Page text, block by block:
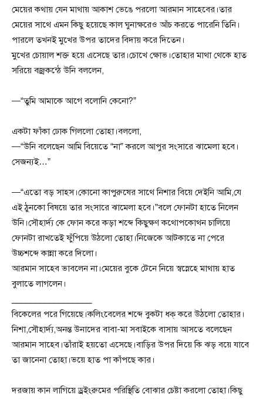
মেয়ের কথায় যেন মাথায় আকাশ ভেঙে পরলো আরমান সাহেবের।তার
মেয়ের সাথে এমন কিছু হয়েছে কাল ঘুনাক্ষরেও আঁচ করতে পারেনি তিনি।
পারলে তখনই মুখের উপর তাদের বিদায় করে দিতেন।
মুখের চোয়াল শক্ত হয়ে এসেছে তার।চোখে ক্ষোভ।তোহার মাথা থেকে হাত
সরিয়ে বজ্রকন্ঠে উনি বললেন,
—“তুমি আমাকে আগে বলোনি কেনো?”
একটা ফাঁকা ঢোক গিললো তোহা।বললো,
—“উনি বলেছেন আমি বিয়েতে “না” করলে আপুর সংসারে ঝামেলা হবে।
সেজন্যই…”
—“এতো বড় সাহস।কোনো কাপুরুষের সাথে নিশার বিয়ে দেইনি আমি,যে
এই ঠুনকো বিষয়ে তার সংসারে ঝামেলা হবে।”বলে ফোনটা হাতে নিলেন
উনি।সৌহার্দ্য কে ফোন করে কড়া শব্দে কিছুক্ষণ কথোপকোথন চালিয়ে
ফোনটা রাখতেই ফুঁপিয়ে উঠলো তোহা।নিজেকে আটকাতে না পেরে
উচ্চশব্দে কান্না করে দিলো।
আরমান সাহেব ভাবলেন না।মেয়ের বুকে টেনে নিয়ে স্বস্নেহে মাথায় হাত
বুলাতে লাগলেন।
বিকেলের পরে গিয়েছে।কলিংবেলের শব্দে বুকটা ধক্ করে উঠলো তোহার।
নিশা,সৌহার্দ্য,অনন্ত উনাদের বাবা-মা সবাইকে বাসায় আসতে বলেছেন
আরমান সাহেব।তাঁরাই হয়তো এসেছে।বাড়ির উপর দিয়ে কি ঝড় বয়ে যাবে
তা জানেনা তোহা।ভয়ে হাত পা কাঁপছে কার।
দরজায় কান লাগিয়ে ড্রইংরুমের পরিস্থিতি বোঝার চেষ্টা করলো তোহা।কিছু